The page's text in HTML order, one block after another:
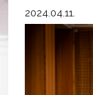
2024.04.11.